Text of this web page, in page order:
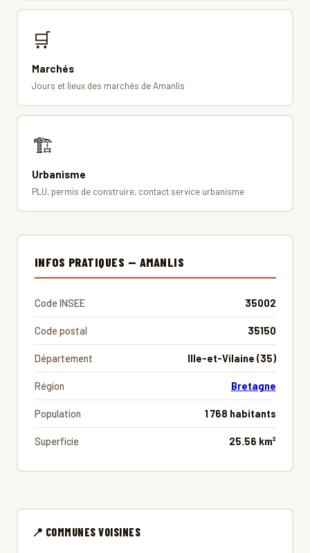
🛒
Marchés
Jours et lieux des marchés de Amanlis
🏗
Urbanisme
PLU, permis de construire, contact service urbanisme
INFOS PRATIQUES — AMANLIS
Code INSEE 35002
Code postal 35150
Département Ille-et-Vilaine (35)
Région Bretagne
Population 1 768 habitants
Superficie 25.56 km²
📍 COMMUNES VOISINES